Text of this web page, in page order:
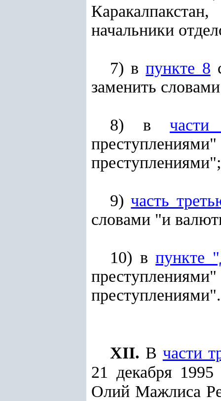
начальники
7) впункте 8
заменить
8) в части
преступлениями";
9)часть
словами "и
10) впункте
преступлениями".
XII. В части
21 декабря
Олий Мажлиса